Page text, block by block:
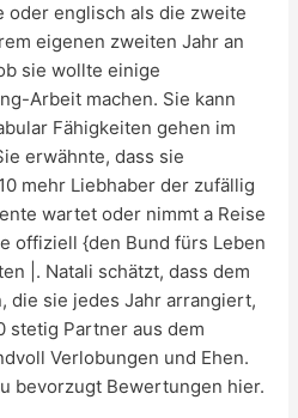
englisch als die zweite
eigenen zweiten Jahr an
sie wollte einige
Arbeit machen. Sie kann
Fähigkeiten gehen im
erwähnte, dass sie
mehr Liebhaber der zufällig
wartet oder nimmt a Reise
offiziell {den Bund fürs Leben
|. Natali schätzt, dass dem
die sie jedes Jahr arrangiert,
stetig Partner aus dem
Verlobungen und Ehen.
bevorzugt Bewertungen hier.